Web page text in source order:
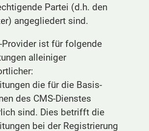
Partei (d.h. den
angegliedert sind.
Provider ist für folgende
alleiniger
die für die Basis-
des CMS-Dienstes
sind. Dies betrifft die
bei der Registrierung